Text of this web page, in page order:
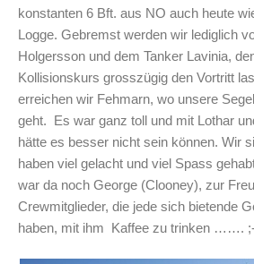
konstanten 6 Bft. aus NO auch heute
Logge. Gebremst werden wir lediglich
Holgersson und dem Tanker Lavinia,
Kollisionskurs grosszügig den Vortritt
erreichen wir Fehmarn, wo unsere
geht. Es war ganz toll und mit Lothar
hätte es besser nicht sein können. Wir
haben viel gelacht und viel Spass
war da noch George (Clooney), zur
Crewmitglieder, die jede sich bietende
haben, mit ihm Kaffee zu trinken …….